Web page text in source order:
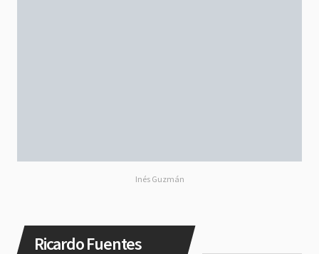
Inés Guzmán
Ricardo Fuentes